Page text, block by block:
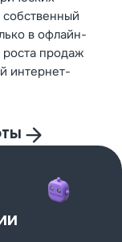
в офлайн-
продаж
интернет-